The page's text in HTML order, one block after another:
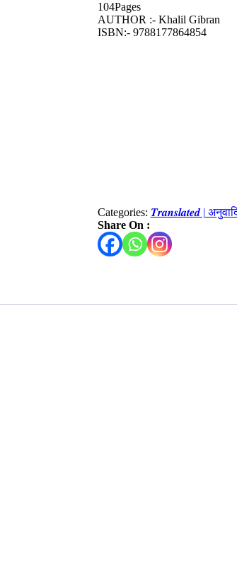
104Pages
AUTHOR :- Khalil Gibran
ISBN:- 9788177864854
Categories: 𝑻𝒓𝒂𝒏𝒔𝒍𝒂𝒕𝒆𝒅 |
Share On :